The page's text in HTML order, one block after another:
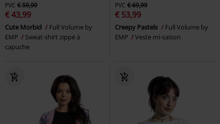
PVC € 59,99
€ 43,99
Cute Morbid
Full Volume by
EMP
Sweat-shirt zippé à
capuche
PVC € 69,99
€ 53,99
Creepy Pastels
Full Volume by
EMP
Veste mi-saison